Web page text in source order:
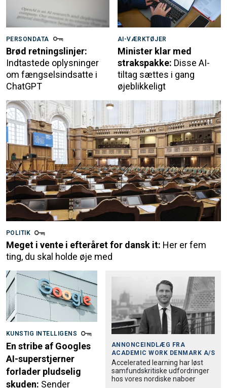
PERSONDATA
Brød retningslinjer:
Indtastede oplysninger
om fængselsindsatte i
ChatGPT
AI-VÆRKTØJER
Minister klar med
strakspakke: Disse AI-
tiltag sættes i gang
øjeblikkeligt
POLITIK
Meget i vente i efteråret for dansk it: Her er fem
ting, du skal holde øje med
KUNSTIG INTELLIGENS
En stribe af Googles
AI-superstjerner
forlader pludselig
skuden: Sender
ANNONCEINDLÆG FRA
ACADEMIC WORK DENMARK A/S
Accele­rated learning har løst
samfund­skri­tiske udfordringer
hos vores nordiske naboer